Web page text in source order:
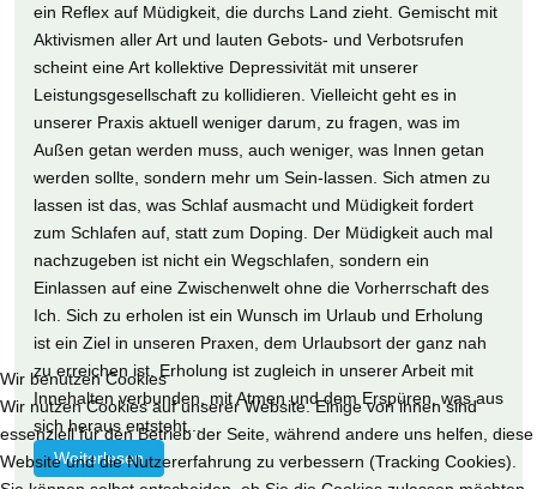
ein Reflex auf Müdigkeit, die durchs Land zieht. Gemischt mit
Aktivismen aller Art und lauten Gebots- und Verbotsrufen
scheint eine Art kollektive Depressivität mit unserer
Leistungsgesellschaft zu kollidieren. Vielleicht geht es in
unserer Praxis aktuell weniger darum, zu fragen, was im
Außen getan werden muss, auch weniger, was Innen getan
werden sollte, sondern mehr um Sein-lassen. Sich atmen zu
lassen ist das, was Schlaf ausmacht und Müdigkeit fordert
zum Schlafen auf, statt zum Doping. Der Müdigkeit auch mal
nachzugeben ist nicht ein Wegschlafen, sondern ein
Einlassen auf eine Zwischenwelt ohne die Vorherrschaft des
Ich. Sich zu erholen ist ein Wunsch im Urlaub und Erholung
ist ein Ziel in unseren Praxen, dem Urlaubsort der ganz nah
zu erreichen ist. Erholung ist zugleich in unserer Arbeit mit
Innehalten verbunden, mit Atmen und dem Erspüren, was aus
sich heraus entsteht...
Weiterlesen
Wir benutzen Cookies
Wir nutzen Cookies auf unserer Website. Einige von ihnen sind
essenziell für den Betrieb der Seite, während andere uns helfen, diese
Website und die Nutzererfahrung zu verbessern (Tracking Cookies).